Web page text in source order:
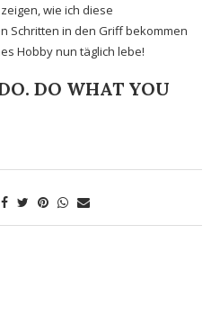
wie ich diese
Schritten in den Griff bekommen
Hobby nun täglich lebe!
DO WHAT YOU